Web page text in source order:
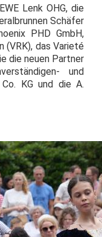
Lenk OHG, die
Schäfer
PHD GmbH,
(VRK), das Varieté
die neuen Partner
und
KG und die A.